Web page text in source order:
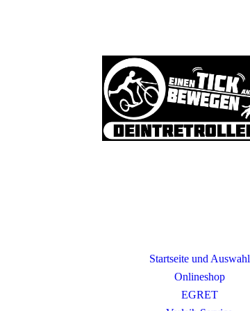
Startseite und Auswahl
Onlineshop
EGRET